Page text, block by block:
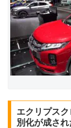
エクリプス
別化が成され